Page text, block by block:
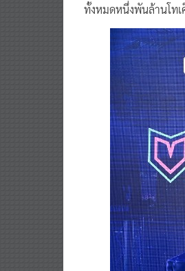
ทั้งหมดหนึ่งพันล้านโท